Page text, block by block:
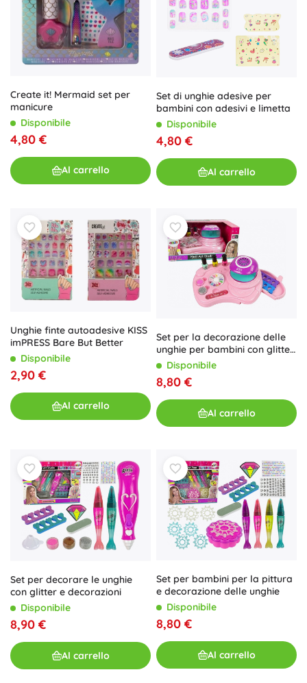
Create it! Mermaid set per
manicure
Disponibile
4,80 €
Al carrello
Set di unghie adesive per
bambini con adesivi e limetta
Disponibile
4,80 €
Al carrello
Unghie finte autoadesive KISS
imPRESS Bare But Better
Disponibile
2,90 €
Al carrello
Set per la decorazione delle
unghie per bambini con glitter
e lampada
Disponibile
8,80 €
Al carrello
Set per decorare le unghie
con glitter e decorazioni
Disponibile
8,90 €
Al carrello
Set per bambini per la pittura
e decorazione delle unghie
Disponibile
8,80 €
Al carrello